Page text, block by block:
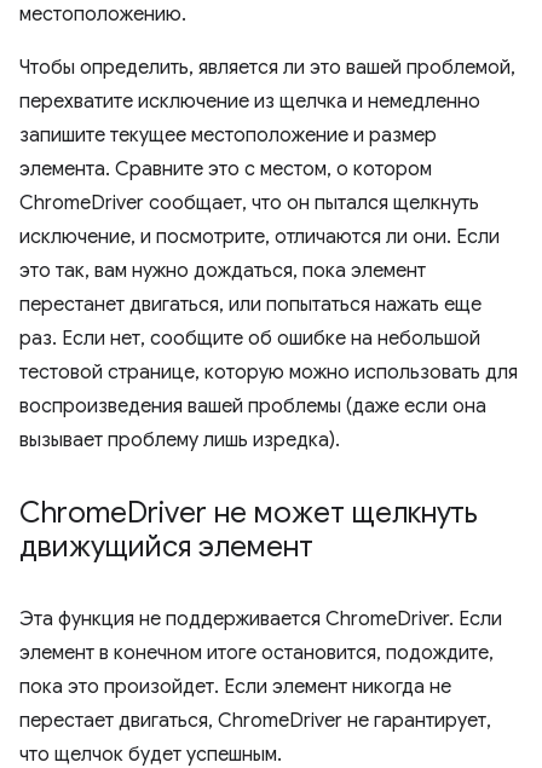
местоположению.
Чтобы определить, является ли это вашей проблемой,
перехватите исключение из щелчка и немедленно
запишите текущее местоположение и размер
элемента. Сравните это с местом, о котором
ChromeDriver сообщает, что он пытался щелкнуть
исключение, и посмотрите, отличаются ли они. Если
это так, вам нужно дождаться, пока элемент
перестанет двигаться, или попытаться нажать еще
раз. Если нет, сообщите об ошибке на небольшой
тестовой странице, которую можно использовать для
воспроизведения вашей проблемы (даже если она
вызывает проблему лишь изредка).
ChromeDriver не может щелкнуть
движущийся элемент
Эта функция не поддерживается ChromeDriver. Если
элемент в конечном итоге остановится, подождите,
пока это произойдет. Если элемент никогда не
перестает двигаться, ChromeDriver не гарантирует,
что щелчок будет успешным.